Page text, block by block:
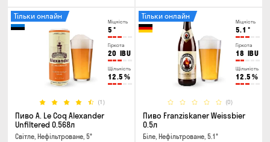
Міцність
5 °
Гіркота
20 IBU
Щільність
12.5 %
(1)
Тільки онлайн
Пиво A. Le Coq Alexander
Unfiltered 0.568л
Світле, Нефільтроване, 5°
Міцність
5.1 °
Гіркота
18 IBU
Щільність
12.5 %
(0)
Тільки онлайн
Пиво Franziskaner Weissbier
0.5л
Біле, Нефільтроване, 5.1°